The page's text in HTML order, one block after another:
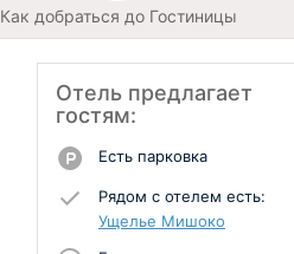
Как добраться до Гостиницы
Отель предлагает
гостям:
Есть парковка
Рядом с отелем есть:
Ущелье Мишоко